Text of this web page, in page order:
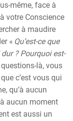
même, face à
votre Conscience
à maudire
« Qu’est-ce que
? Pourquoi est-
là, vous
c’est vous qui
qu’à aucun
aucun moment
est aussi un